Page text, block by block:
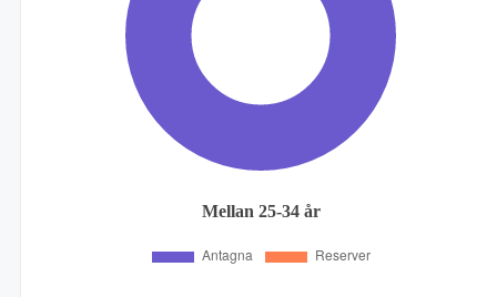
Mellan 25-34 år